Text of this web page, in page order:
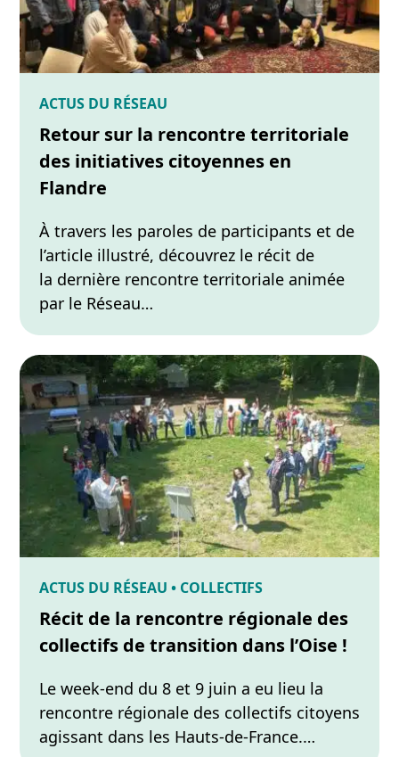
ACTUS DU RÉSEAU
Retour sur la rencontre territoriale
des initiatives citoyennes en
Flandre
À travers les paroles de participants et de
l’article illustré, découvrez le récit de
la dernière rencontre territoriale animée
par le Réseau…
ACTUS DU RÉSEAU • COLLECTIFS
Récit de la rencontre régionale des
collectifs de transition dans l’Oise !
Le week-end du 8 et 9 juin a eu lieu la
rencontre régionale des collectifs citoyens
agissant dans les Hauts-de-France.…